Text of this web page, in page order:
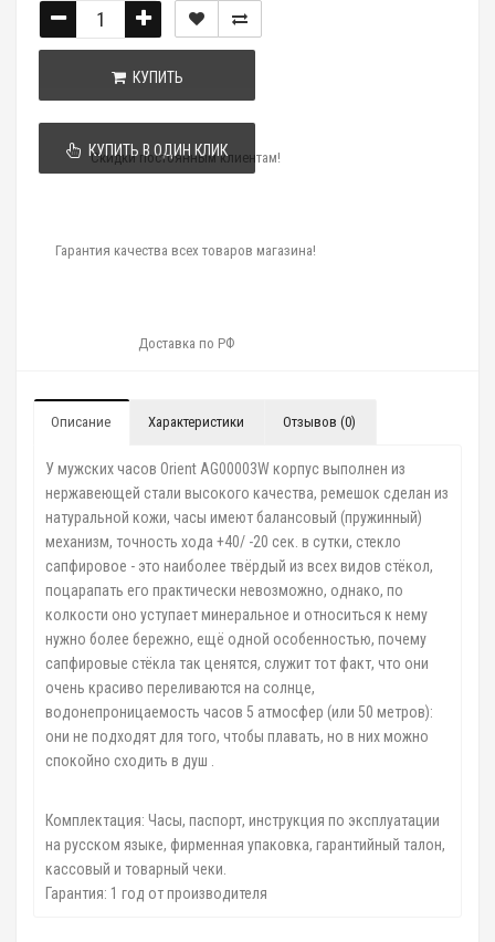
КУПИТЬ
КУПИТЬ В ОДИН КЛИК
Скидки постоянным клиентам!
Гарантия качества всех товаров магазина!
Доставка по РФ
Описание Характеристики Отзывов (0)
У мужских часов Orient AG00003W корпус выполнен из
нержавеющей стали высокого качества, ремешок сделан из
натуральной кожи, часы имеют балансовый (пружинный)
механизм, точность хода +40/ -20 сек. в сутки, стекло
сапфировое - это наиболее твёрдый из всех видов стёкол,
поцарапать его практически невозможно, однако, по
колкости оно уступает минеральное и относиться к нему
нужно более бережно, ещё одной особенностью, почему
сапфировые стёкла так ценятся, служит тот факт, что они
очень красиво переливаются на солнце,
водонепроницаемость часов 5 атмосфер (или 50 метров):
они не подходят для того, чтобы плавать, но в них можно
спокойно сходить в душ .
Комплектация: Часы, паспорт, инструкция по эксплуатации
на русском языке, фирменная упаковка, гарантийный талон,
кассовый и товарный чеки.
Гарантия: 1 год от производителя